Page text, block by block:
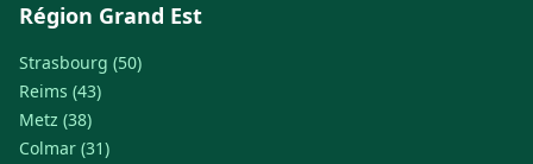
Région Grand Est
Strasbourg (50)
Reims (43)
Metz (38)
Colmar (31)